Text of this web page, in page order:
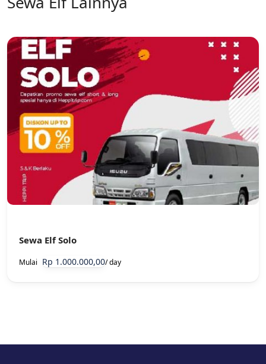
Sewa Elf Solo
Mulai Rp 1.000.000,00/ day